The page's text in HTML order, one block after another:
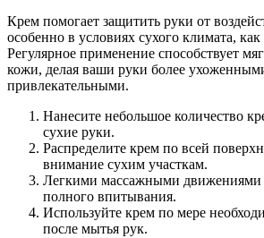
Крем помогает защитить руки от
особенно в условиях сухого климата,
Регулярное применение способствует
кожи, делая ваши руки более
привлекательными.
Нанесите небольшое количество
сухие руки.
Распределите крем по всей
внимание сухим участкам.
Легкими массажными движениями
полного впитывания.
Используйте крем по мере
после мытья рук.